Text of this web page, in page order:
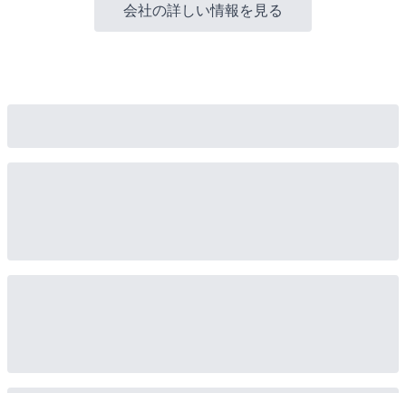
会社の詳しい情報を見る